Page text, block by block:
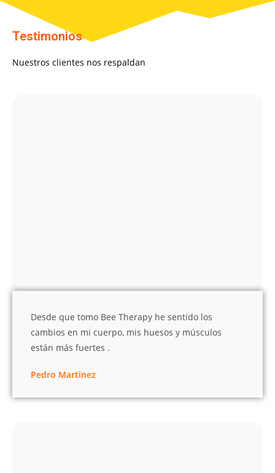
Testimonios
Nuestros clientes nos respaldan
Desde que tomo Bee Therapy he sentido los
cambios en mi cuerpo, mis huesos y músculos
están más fuertes .
Pedro Martinez